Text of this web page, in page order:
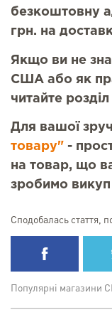
безкоштовну
грн. на
Якщо ви не
США або як
читайте розділ
Для вашої
товару" -
на товар, що
зробимо викуп
Сподобалась стаття,
Популярні магазини